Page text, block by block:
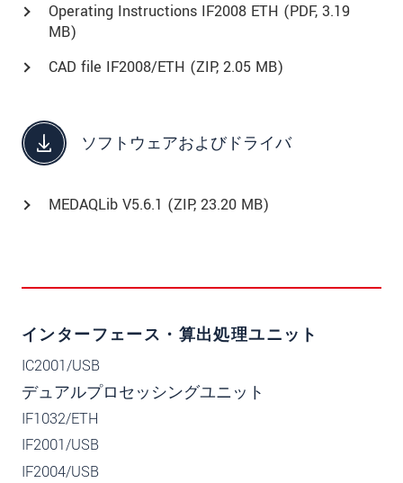
Operating Instructions IF2008 ETH (PDF, 3.19
MB)
CAD file IF2008/ETH (ZIP, 2.05 MB)
ソフトウェアおよびドライバ
MEDAQLib V5.6.1 (ZIP, 23.20 MB)
インターフェース・算出処理ユニット
IC2001/USB
デュアルプロセッシングユニット
IF1032/ETH
IF2001/USB
IF2004/USB